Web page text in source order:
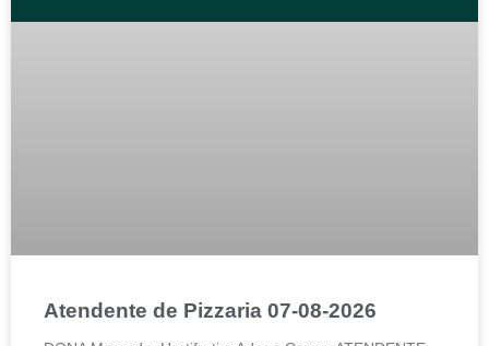
Atendente de Pizzaria 07-08-2026